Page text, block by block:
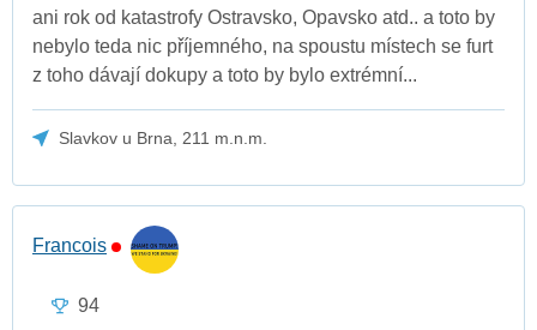
ani rok od katastrofy Ostravsko, Opavsko atd.. a toto by
nebylo teda nic příjemného, na spoustu místech se furt
z toho dávají dokupy a toto by bylo extrémní...
Slavkov u Brna, 211 m.n.m.
Francois
94